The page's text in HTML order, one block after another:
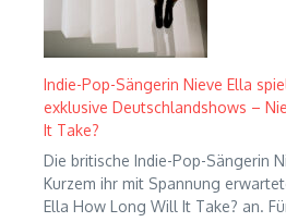
Indie-Pop-Sängerin Nieve Ella
exklusive Deutschlandshows –
It Take?
Die britische Indie-Pop-Sängerin
Kurzem ihr mit Spannung
Ella How Long Will It Take? an.